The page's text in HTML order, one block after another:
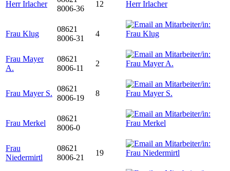
Herr Irlacher
8006-36
12
Frau Klug
08621
8006-31
4
Frau Mayer
A.
08621
8006-11
2
Frau Mayer S.
08621
8006-19
8
Frau Merkel
08621
8006-0
Frau
Niedermirtl
08621
8006-21
19